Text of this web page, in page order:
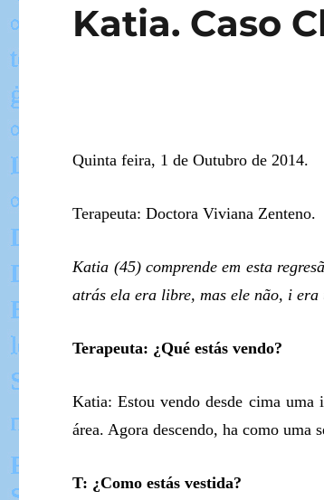
Katia. Caso
Quinta feira, 1 de Outubro de 2014.
Terapeuta: Doctora Viviana Zenteno.
Katia (45) comprende em esta
atrás ela era libre, mas ele não, i
Terapeuta: ¿Qué estás vendo?
Katia: Estou vendo desde cima uma
área. Agora descendo, ha como uma
T: ¿Como estás vestida?